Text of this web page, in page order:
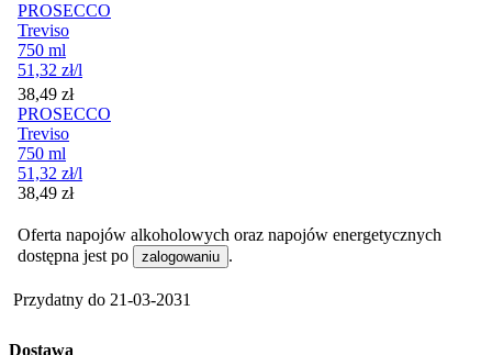
PROSECCO
Treviso
750 ml
51,32 zł/l
Cena
38,49 zł
PROSECCO
Treviso
750 ml
51,32 zł/l
Cena
38,49 zł
Oferta napojów alkoholowych oraz napojów energetycznych
dostępna jest po
zalogowaniu .
Przydatny do 21-03-2031
Dostawa